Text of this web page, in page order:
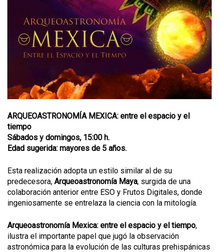
ARQUEOASTRONOMÍA MEXICA: entre el espacio y el
tiempo
Sábados y domingos, 15:00 h.
Edad sugerida: mayores de 5 años.
Esta realización adopta un estilo similar al de su
predecesora, Arqueoastronomía Maya, surgida de una
colaboración anterior entre ESO y Frutos Digitales, donde
ingeniosamente se entrelaza la ciencia con la mitología.
Arqueoastronomía Mexica: entre el espacio y el tiempo,
ilustra el importante papel que jugó la observación
astronómica para la evolución de las culturas prehispánicas